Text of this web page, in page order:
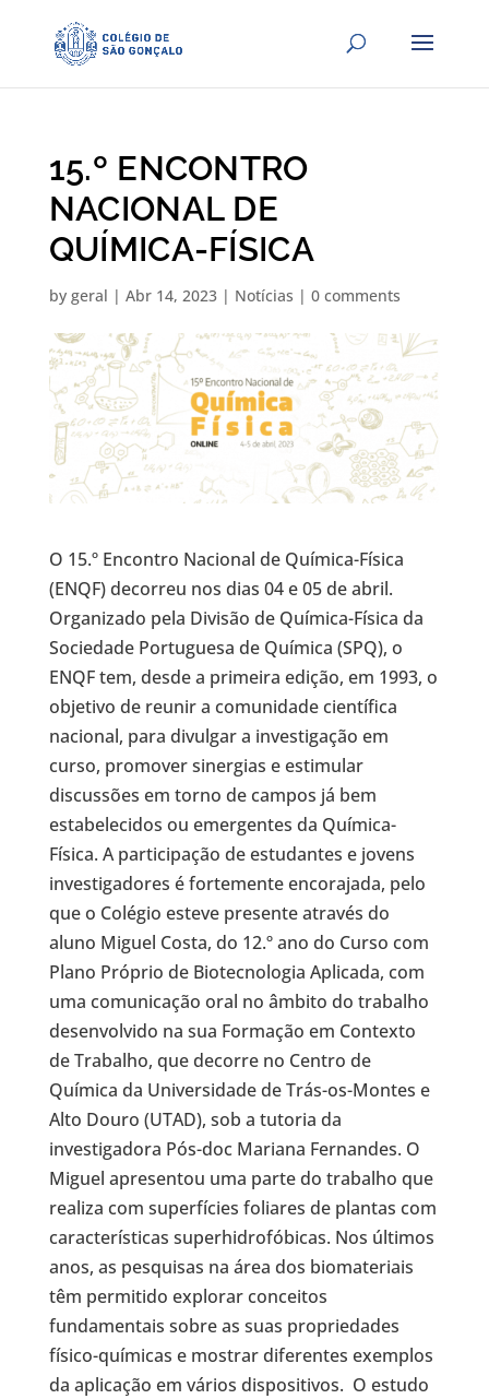
15.º ENCONTRO
NACIONAL DE
QUÍMICA-FÍSICA
by geral | Abr 14, 2023| Notícias | 0 comments
O 15.º Encontro Nacional de Química-Física
(ENQF) decorreu nos dias 04 e 05 de abril.
Organizado pela Divisão de Química-Física da
Sociedade Portuguesa de Química (SPQ), o
ENQF tem, desde a primeira edição, em 1993, o
objetivo de reunir a comunidade científica
nacional, para divulgar a investigação em
curso, promover sinergias e estimular
discussões em torno de campos já bem
estabelecidos ou emergentes da Química-
Física. A participação de estudantes e jovens
investigadores é fortemente encorajada, pelo
que o Colégio esteve presente através do
aluno Miguel Costa, do 12.º ano do Curso com
Plano Próprio de Biotecnologia Aplicada, com
uma comunicação oral no âmbito do trabalho
desenvolvido na sua Formação em Contexto
de Trabalho, que decorre no Centro de
Química da Universidade de Trás-os-Montes e
Alto Douro (UTAD), sob a tutoria da
investigadora Pós-doc Mariana Fernandes. O
Miguel apresentou uma parte do trabalho que
realiza com superfícies foliares de plantas com
características superhidrofóbicas. Nos últimos
anos, as pesquisas na área dos biomateriais
têm permitido explorar conceitos
fundamentais sobre as suas propriedades
físico-químicas e mostrar diferentes exemplos
da aplicação em vários dispositivos. O estudo